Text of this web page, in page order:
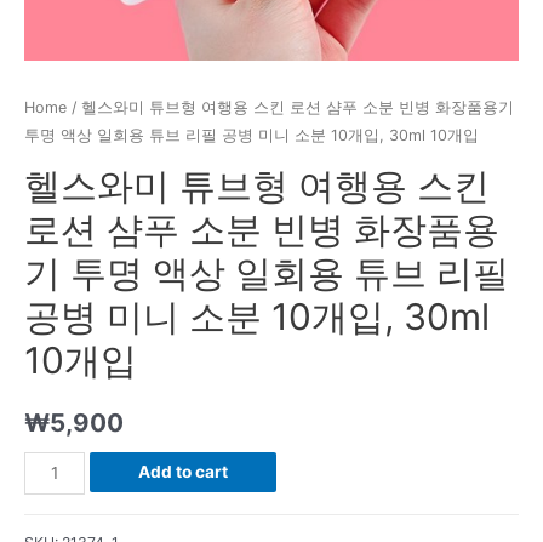
Home / 헬스와미 튜브형 여행용 스킨 로션 샴푸 소분 빈병 화장품용기
투명 액상 일회용 튜브 리필 공병 미니 소분 10개입, 30ml 10개입
헬스와미 튜브형 여행용 스킨
로션 샴푸 소분 빈병 화장품용
기 투명 액상 일회용 튜브 리필
공병 미니 소분 10개입, 30ml
10개입
₩5,900
스
Add to cart